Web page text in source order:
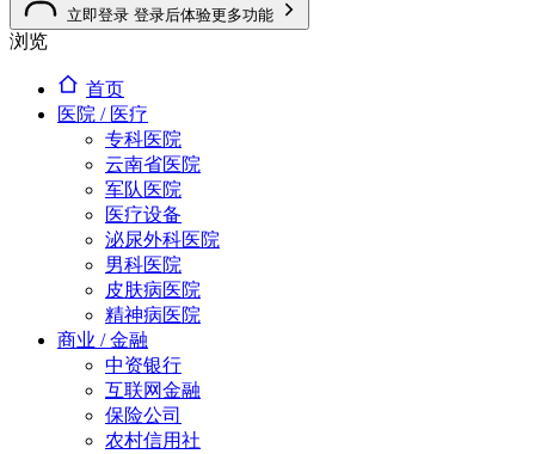
立即登录 登录后体验更多功能
浏览
首页
医院 / 医疗
专科医院
云南省医院
军队医院
医疗设备
泌尿外科医院
男科医院
皮肤病医院
精神病医院
商业 / 金融
中资银行
互联网金融
保险公司
农村信用社